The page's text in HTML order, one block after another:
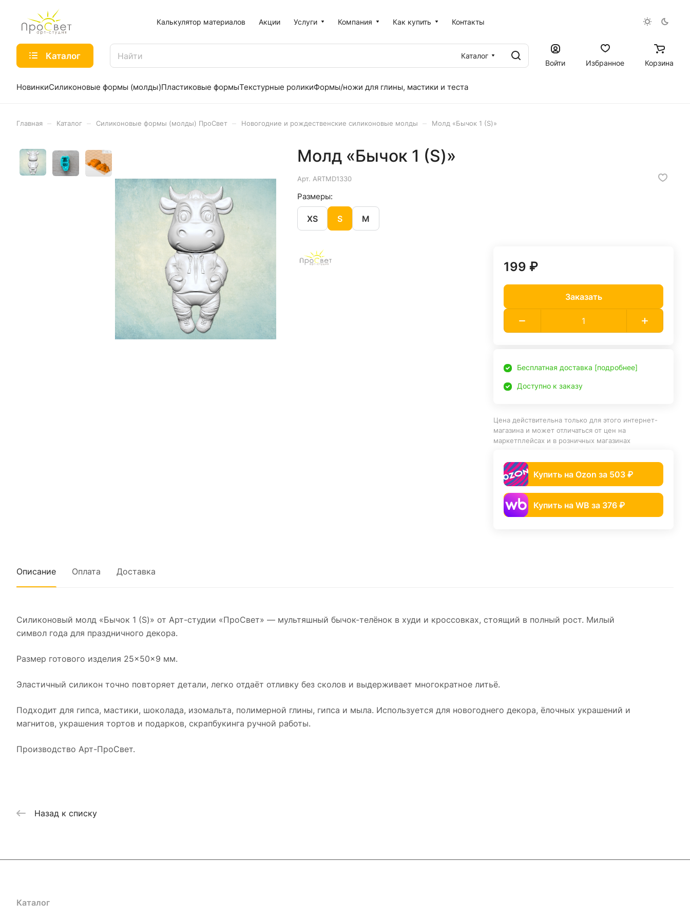
Калькулятор материалов Акции Услуги Компания Как купить Контакты
Каталог
Каталог
Войти
Избранное Корзина
НовинкиСиликоновые формы (молды)Пластиковые формыТекстурные роликиФормы/ножи для глины, мастики и теста
Главная Каталог Силиконовые формы (молды) ПроСвет Новогодние и рождественские силиконовые молды Молд «Бычок 1 (S)»
Молд «Бычок 1 (S)»
Арт. ARTMD1330
Размеры:
XS S M
199 ₽
Заказать
Бесплатная доставка [подробнее]
Доступно к заказу
Цена действительна только для этого интернет-
магазина и может отличаться от цен на
маркетплейсах и в розничных магазинах
Купить на Ozon за 503 ₽
Купить на WB за 376 ₽
Описание Оплата Доставка
Силиконовый молд «Бычок 1 (S)» от Арт-студии «ПроСвет» — мультяшный бычок-телёнок в худи и кроссовках, стоящий в полный рост. Милый
символ года для праздничного декора.
Размер готового изделия 25×50×9 мм.
Эластичный силикон точно повторяет детали, легко отдаёт отливку без сколов и выдерживает многократное литьё.
Подходит для гипса, мастики, шоколада, изомальта, полимерной глины, гипса и мыла. Используется для новогоднего декора, ёлочных украшений и
магнитов, украшения тортов и подарков, скрапбукинга ручной работы.
Производство Арт-ПроСвет.
Назад к списку
Каталог